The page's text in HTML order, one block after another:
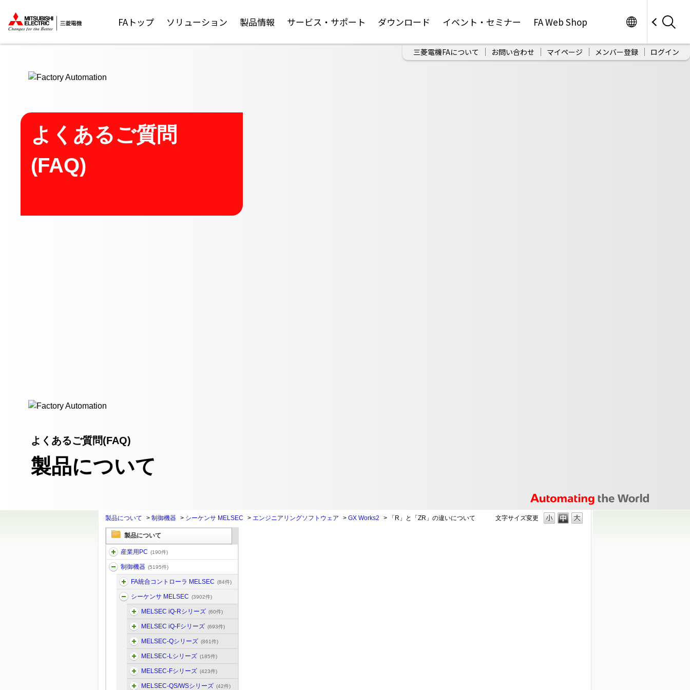
FAトップ ソリューション 製品情報 サービス・サポート ダウンロード イベント・セミナー FA Web Shop
三菱電機FAについて お問い合わせ マイページ メンバー登録 ログイン
よくあるご質問
(FAQ)
よくあるご質問(FAQ)
製品について
文字サイズ変更
製品について > 制御機器 > シーケンサ MELSEC > エンジニアリングソフトウェア > GX Works2 > 「R」と「ZR」の違いについて
製品について
産業用PC (190件)
制御機器 (5195件)
FA統合コントローラ MELSEC (84件)
シーケンサ MELSEC (3902件)
MELSEC iQ-Rシリーズ (60件)
MELSEC iQ-Fシリーズ (693件)
MELSEC-Qシリーズ (861件)
MELSEC-Lシリーズ (185件)
MELSEC-Fシリーズ (423件)
MELSEC-QS/WSシリーズ (42件)